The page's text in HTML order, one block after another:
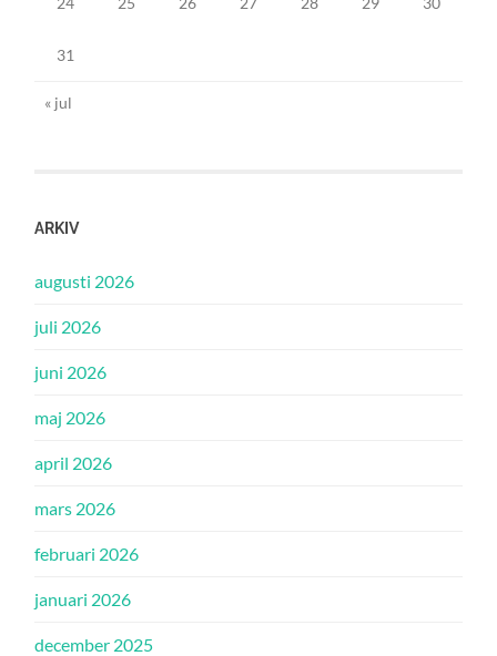
31
« jul
ARKIV
augusti 2026
juli 2026
juni 2026
maj 2026
april 2026
mars 2026
februari 2026
januari 2026
december 2025